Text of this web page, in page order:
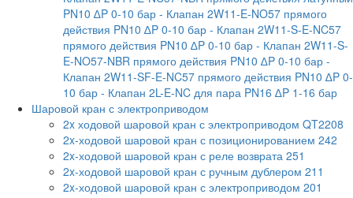
PN10 ∆P 0-10 бар - Клапан 2W11-E-NO57 прямого
действия PN10 ∆P 0-10 бар - Клапан 2W11-S-E-NC57
прямого действия PN10 ∆P 0-10 бар - Клапан 2W11-S-
E-NO57-NBR прямого действия PN10 ∆P 0-10 бар -
Клапан 2W11-SF-E-NC57 прямого действия PN10 ∆P 0-
10 бар - Клапан 2L-E-NC для пара PN16 ∆P 1-16 бар
Шаровой кран с электроприводом
2x ходовой шаровой кран с электроприводом QT2208
2x-ходовой шаровой кран с позиционированием 242
2x-ходовой шаровой кран с реле возврата 251
2x-ходовой шаровой кран с ручным дублером 211
2x-ходовой шаровой кран с электроприводом 201